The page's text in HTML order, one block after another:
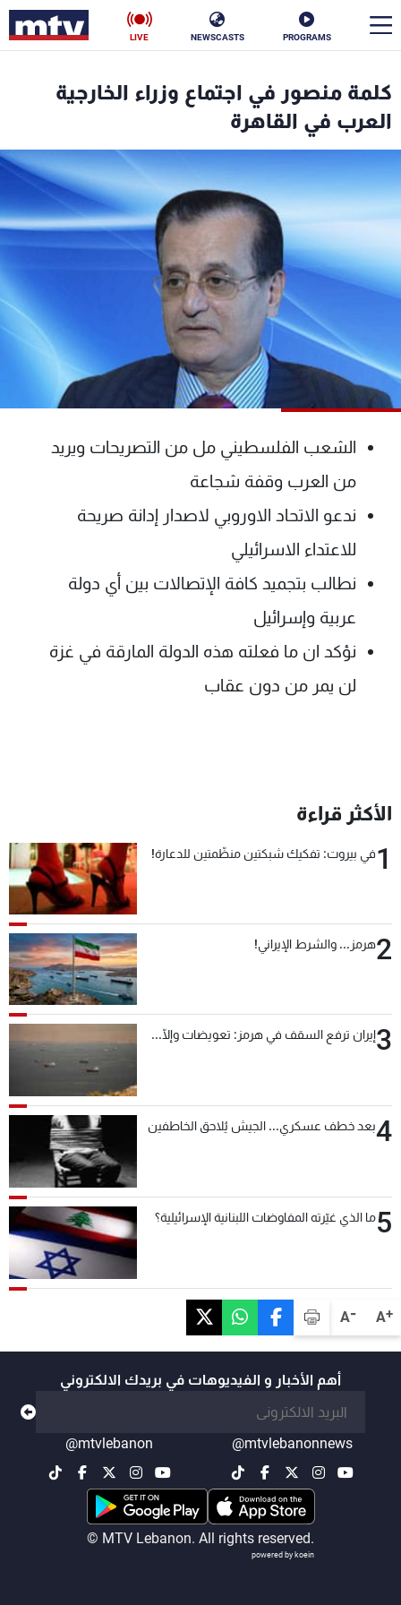
PROGRAMS
NEWSCASTS
LIVE
A+
A-
كلمة منصور في اجتماع وزراء الخارجية
العرب في القاهرة
الشعب الفلسطيني مل من التصريحات ويريد
من العرب وقفة شجاعة
ندعو الاتحاد الاوروبي لاصدار إدانة صريحة
للاعتداء الاسرائيلي
نطالب بتجميد كافة الإتصالات بين أي دولة
عربية وإسرائيل
نؤكد ان ما فعلته هذه الدولة المارقة في غزة
لن يمر من دون عقاب
الأكثر قراءة
1في بيروت: تفكيك شبكتين منظّمتين للدعارة!
2هرمز... والشرط الإيراني!
3إيران ترفع السقف في هرمز: تعويضات وإلّا...
4بعد خطف عسكري... الجيش يُلاحق الخاطفين
5ما الذي غيّرته المفاوضات اللبنانية الإسرائيلية؟
أهم الأخبار و الفيديوهات في بريدك الالكتروني
@mtvlebanonnews
@mtvlebanon
© MTV Lebanon. All rights reserved.
powered by koein
الأخبار
ناس
إقتصاد فن
منوعات رياضة
كأس العالم
البرامج
جدول البرامج
الترددات
الإنـتـاج
لاعلاناتكم
تواصل معنا